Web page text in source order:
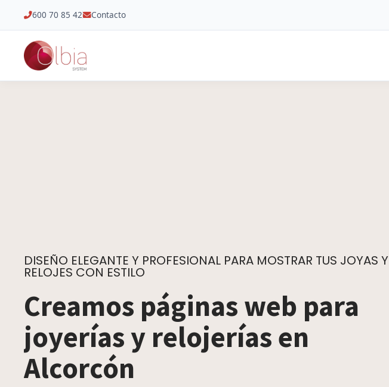
600 70 85 42 Contacto
DISEÑO ELEGANTE Y PROFESIONAL PARA MOSTRAR TUS JOYAS Y
RELOJES CON ESTILO
Creamos páginas web para
joyerías y relojerías en
Alcorcón